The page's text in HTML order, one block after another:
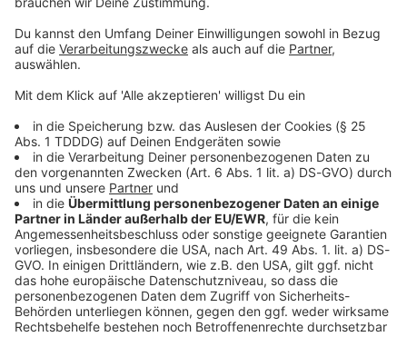
© dpa-infocom, dpa:260220-930-712500/1
Bayern